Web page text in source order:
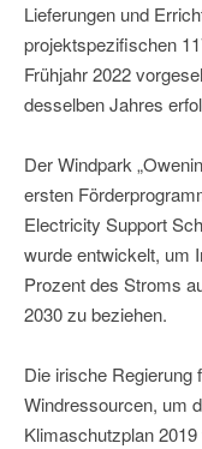
Lieferungen und
projektspezifischen
Frühjahr 2022
desselben Jahres
Der Windpark
ersten
Electricity Support
wurde entwickelt, um
Prozent des Stroms
2030 zu beziehen.
Die irische Regierung
Windressourcen, um
Klimaschutzplan